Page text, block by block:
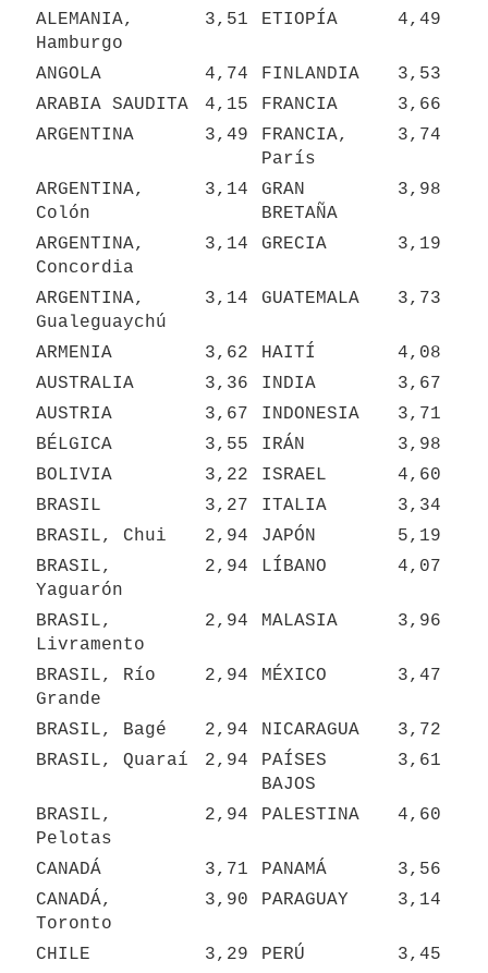
ALEMANIA,
Hamburgo
3,51 ETIOPÍA 4,49
ANGOLA 4,74 FINLANDIA
3,53
ARABIA SAUDITA
4,15 FRANCIA
3,66
ARGENTINA
3,49
FRANCIA,
París
3,74
ARGENTINA,
Colón
3,14
GRAN
BRETAÑA
3,98
ARGENTINA,
Concordia
3,14 GRECIA 3,19
ARGENTINA,
Gualeguaychú
3,14 GUATEMALA 3,73
ARMENIA 3,62 HAITÍ
4,08
AUSTRALIA
3,36 INDIA
3,67
AUSTRIA
3,67 INDONESIA
3,71
BÉLGICA
3,55 IRÁN
3,98
BOLIVIA
3,22 ISRAEL
4,60
BRASIL
3,27 ITALIA
3,34
BRASIL, Chui
2,94 JAPÓN
5,19
BRASIL,
Yaguarón
2,94 LÍBANO 4,07
BRASIL,
Livramento
2,94 MALASIA 3,96
BRASIL, Río
Grande
2,94 MÉXICO 3,47
BRASIL, Bagé 2,94 NICARAGUA
3,72
BRASIL, Quaraí
2,94
PAÍSES
BAJOS
3,61
BRASIL,
Pelotas
2,94 PALESTINA 4,60
CANADÁ 3,71 PANAMÁ
3,56
CANADÁ,
Toronto
3,90 PARAGUAY 3,14
CHILE 3,29 PERÚ
3,45